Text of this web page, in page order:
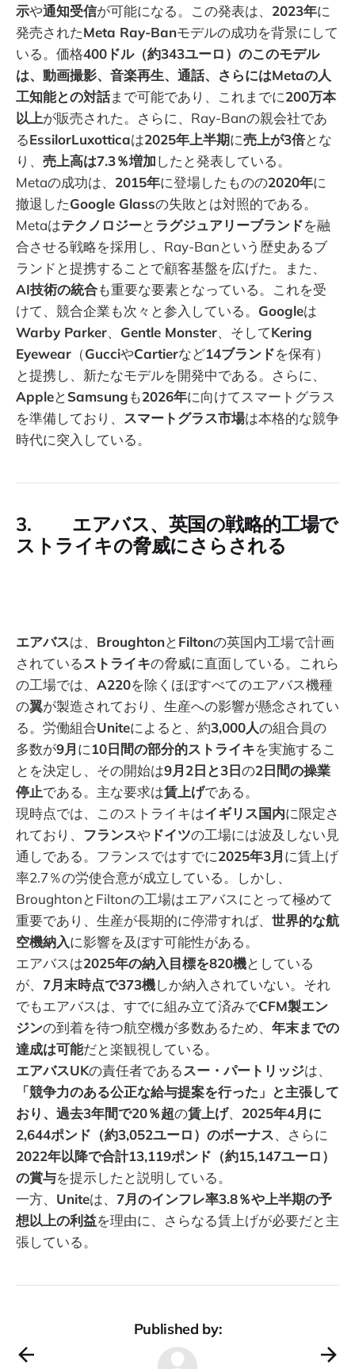
示や通知受信が可能になる。この発表は、 2023年に
発売されたMeta Ray-Banモデルの成功を背景にして
いる。価格400ドル（約343ユーロ）のこのモデル
は、動画撮影、音楽再生、通話、さらにはMetaの人
工知能との対話まで可能であり、これまでに200万本
以上が販売された。さらに、Ray-Banの親会社であ
るEssilorLuxotticaは2025年上半期に売上が3倍とな
り、 売上高は7.3％増加したと発表している。
Metaの成功は、 2015年に登場したものの2020年に
撤退したGoogle Glassの失敗とは対照的である。
Metaはテクノロジーとラグジュアリーブランドを融
合させる戦略を採用し、Ray-Banという歴史あるブ
ランドと提携することで顧客基盤を広げた。また、
AI技術の統合も重要な要素となっている。これを受
けて、競合企業も次々と参入している。 Googleは
Warby Parker、 Gentle Monster、そしてKering
Eyewear （GucciやCartierなど14ブランドを保有）
と提携し、新たなモデルを開発中である。さらに、
AppleとSamsungも2026年に向けてスマートグラス
を準備しており、 スマートグラス市場は本格的な競争
時代に突入している。
3. エアバス、英国の戦略的工場で
ストライキの脅威にさらされる
エアバスは、 BroughtonとFiltonの英国内工場で計画
されているストライキの脅威に直面している。これら
の工場では、 A220を除くほぼすべてのエアバス機種
の翼が製造されており、生産への影響が懸念されてい
る。労働組合Uniteによると、約3,000人の組合員の
多数が9月に10日間の部分的ストライキを実施するこ
とを決定し、その開始は9月2日と3日の2日間の操業
停止である。主な要求は賃上げである。
現時点では、このストライキはイギリス国内に限定さ
れており、 フランスや ドイツの工場には波及しない見
通しである。フランスではすでに2025年3月に賃上げ
率2.7％の労使合意が成立している。しかし、
BroughtonとFiltonの工場はエアバスにとって極めて
重要であり、生産が長期的に停滞すれば、 世界的な航
空機納入に影響を及ぼす可能性がある。
エアバスは2025年の納入目標を820機としている
が、 7月末時点で373機しか納入されていない。それ
でもエアバスは、すでに組み立て済みでCFM製エン
ジンの到着を待つ航空機が多数あるため、 年末までの
達成は可能だと楽観視している。
エアバスUKの責任者であるスー・パートリッジは、
「競争力のある公正な給与提案を行った」と主張して
おり、過去3年間で20％超の賃上げ、 2025年4月に
2,644ポンド（約3,052ユーロ）のボーナス、さらに
2022年以降で合計13,119ポンド（約15,147ユーロ）
の賞与を提示したと説明している。
一方、 Uniteは、 7月のインフレ率3.8％や上半期の予
想以上の利益を理由に、さらなる賃上げが必要だと主
張している。
Published by: